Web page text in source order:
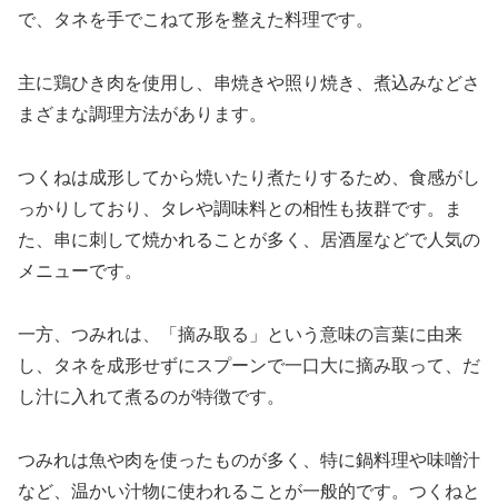
で、タネを手でこねて形を整えた料理です。
主に鶏ひき肉を使用し、串焼きや照り焼き、煮込みなどさ
まざまな調理方法があります。
つくねは成形してから焼いたり煮たりするため、食感がし
っかりしており、タレや調味料との相性も抜群です。ま
た、串に刺して焼かれることが多く、居酒屋などで人気の
メニューです。
一方、つみれは、「摘み取る」という意味の言葉に由来
し、タネを成形せずにスプーンで一口大に摘み取って、だ
し汁に入れて煮るのが特徴です。
つみれは魚や肉を使ったものが多く、特に鍋料理や味噌汁
など、温かい汁物に使われることが一般的です。つくねと